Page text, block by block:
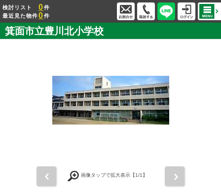
検討リスト 0件
最近見た物件0件
箕面市立豊川北小学校
画像タップで拡大表示【1/1】